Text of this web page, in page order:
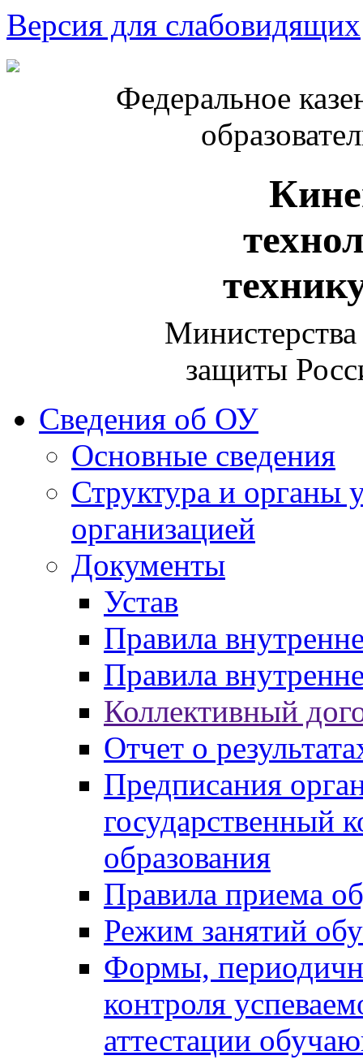
Версия для слабовидящих
Федеральное
защиты
Сведения об ОУ
Основные сведения
Структура и органы
организацией
Документы
Устав
Правила
Правила
Коллективный
Отчет о
Предписания
государственный
образования
Правила приема
Режим занятий
Формы,
контроля
аттестации